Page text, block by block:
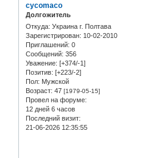
cycomaco
Долгожитель
Откуда: Украина г. Полтава
Зарегистрирован: 10-02-2010
Приглашений: 0
Сообщений: 356
Уважение: [+374/-1]
Позитив: [+223/-2]
Пол: Мужской
Возраст: 47 [1979-05-15]
Провел на форуме:
12 дней 6 часов
Последний визит:
21-06-2026 12:35:55